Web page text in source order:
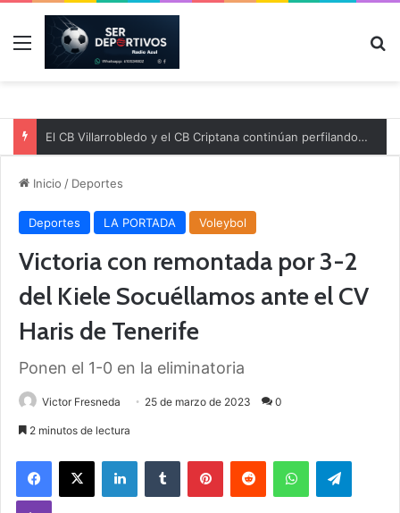
Menú
El CB Villarrobledo y el CB Criptana continúan perfilando sus plantillas
Inicio / Deportes
Deportes LA PORTADA Voleybol
Victoria con remontada por 3-2
del Kiele Socuéllamos ante el CV
Haris de Tenerife
Ponen el 1-0 en la eliminatoria
Victor Fresneda 25 de marzo de 2023 0
2 minutos de lectura